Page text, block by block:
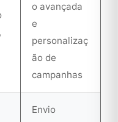
o avançada
e
personalizaç
ão de
campanhas
Envio